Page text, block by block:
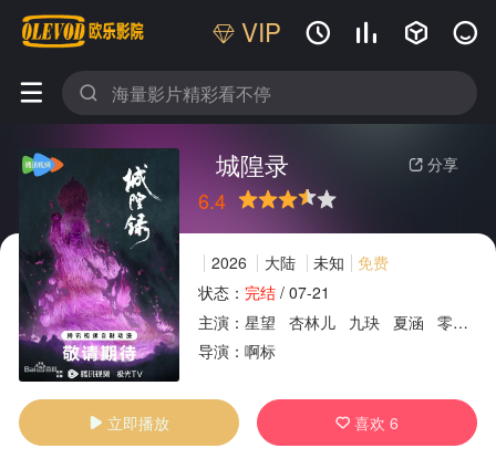
VIP    
 
 分享
城隍录
6.4
很差较差还行 推荐力荐
2026 大陆 未知
免费
状态： 完结/ 07-21
主演： 星望 杏林儿 九玦 夏涵 零柒
导演： 啊标
 立即播放  喜欢6